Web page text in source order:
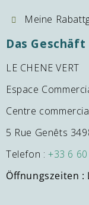
Meine
Das Geschäft
LE CHENE VERT
Espace
Centre
5 Rue Genêts
Telefon : +33 6
Öffnungszeiten :